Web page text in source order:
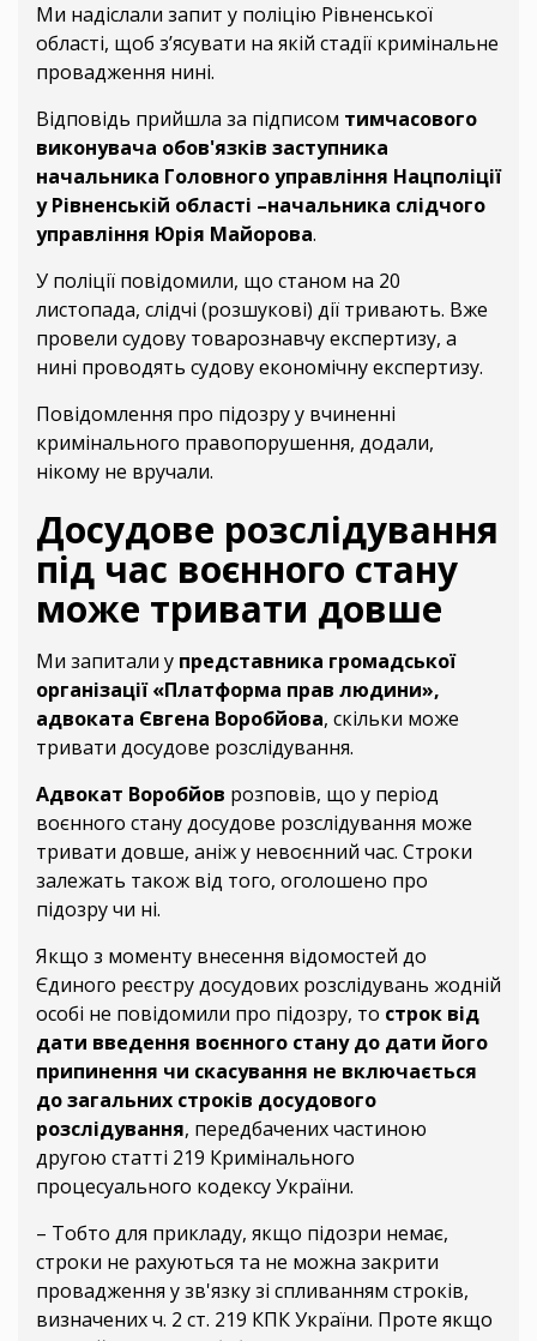
Ми надіслали запит у поліцію Рівненської
області, щоб з’ясувати на якій стадії кримінальне
провадження нині.
Відповідь прийшла за підписом тимчасового
виконувача обов'язків заступника
начальника Головного управління Нацполіції
у Рівненській області –начальника слідчого
управління Юрія Майорова.
У поліції повідомили, що станом на 20
листопада, слідчі (розшукові) дії тривають. Вже
провели судову товарознавчу експертизу, а
нині проводять судову економічну експертизу.
Повідомлення про підозру у вчиненні
кримінального правопорушення, додали,
нікому не вручали.
Досудове розслідування
під час воєнного стану
може тривати довше
Ми запитали у представника громадської
організації «Платформа прав людини»,
адвоката Євгена Воробйова, скільки може
тривати досудове розслідування.
Адвокат Воробйов розповів, що у період
воєнного стану досудове розслідування може
тривати довше, аніж у невоєнний час. Строки
залежать також від того, оголошено про
підозру чи ні.
Якщо з моменту внесення відомостей до
Єдиного реєстру досудових розслідувань жодній
особі не повідомили про підозру, то строк від
дати введення воєнного стану до дати його
припинення чи скасування не включається
до загальних строків досудового
розслідування, передбачених частиною
другою статті 219 Кримінального
процесуального кодексу України.
– Тобто для прикладу, якщо підозри немає,
строки не рахуються та не можна закрити
провадження у зв'язку зі спливанням строків,
визначених ч. 2 ст. 219 КПК України. Проте якщо